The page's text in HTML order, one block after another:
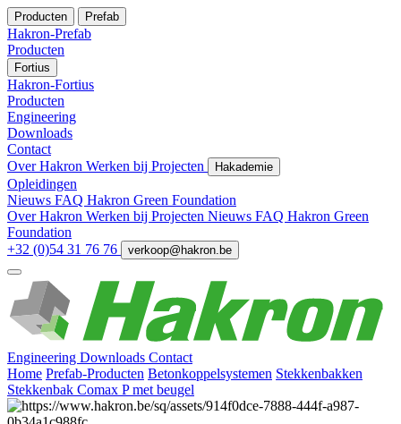
Producten Prefab
Hakron-Prefab
Producten
Fortius
Hakron-Fortius
Producten
Engineering
Downloads
Contact
Over Hakron Werken bij Projecten Hakademie
Opleidingen
Nieuws FAQ Hakron Green Foundation
Over Hakron Werken bij Projecten Nieuws FAQ Hakron Green
Foundation
+32 (0)54 31 76 76
verkoop@hakron.be
Engineering Downloads Contact
Home Prefab-Producten Betonkoppelsystemen Stekkenbakken
Stekkenbak Comax P met beugel